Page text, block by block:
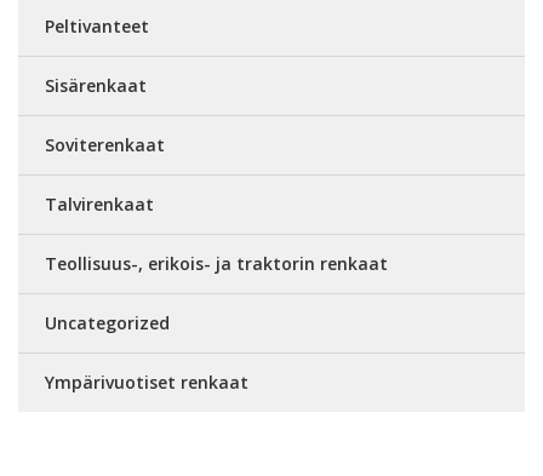
Peltivanteet
Sisärenkaat
Soviterenkaat
Talvirenkaat
Teollisuus-, erikois- ja traktorin renkaat
Uncategorized
Ympärivuotiset renkaat